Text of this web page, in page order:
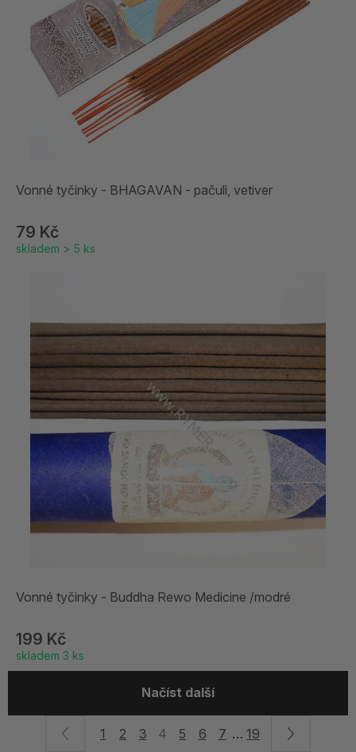
Vonné tyčinky - BHAGAVAN - pačuli, vetiver
79 Kč
skladem > 5 ks
Vonné tyčinky - Buddha Rewo Medicine /modré
199 Kč
skladem 3 ks
Načíst další
1 2 3 4 5 6 7 … 19